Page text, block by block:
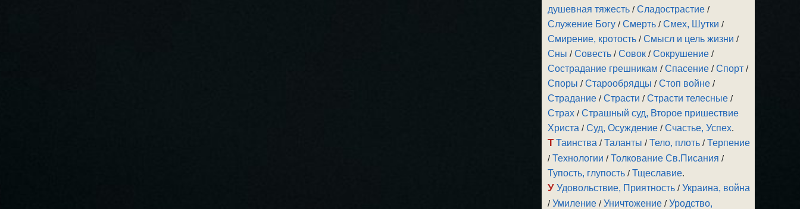
душевная тяжесть /Сладострастие /
Служение Богу /Смерть /Смех, Шутки /
Смирение, кротость /Смысл и цель жизни /
Сны /Совесть /Совок /Сокрушение /
Сострадание грешникам /Спасение /Спорт /
Споры /Старообрядцы /Стоп войне /
Страдание /Страсти /Страсти телесные /
Страх /Страшный суд, Второе пришествие
Христа /Суд, Осуждение /Счастье, Успех.
Т Таинства /Таланты /Тело, плоть /Терпение
/Технологии /Толкование Св.Писания /
Тупость, глупость /Тщеславие.
У Удовольствие, Приятность /Украина, война
/Умиление /Уничтожение /Уродство,